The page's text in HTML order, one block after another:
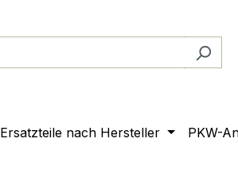
Ersatzteile nach Hersteller
PKW-